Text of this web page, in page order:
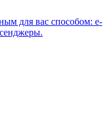
для вас способом: e-